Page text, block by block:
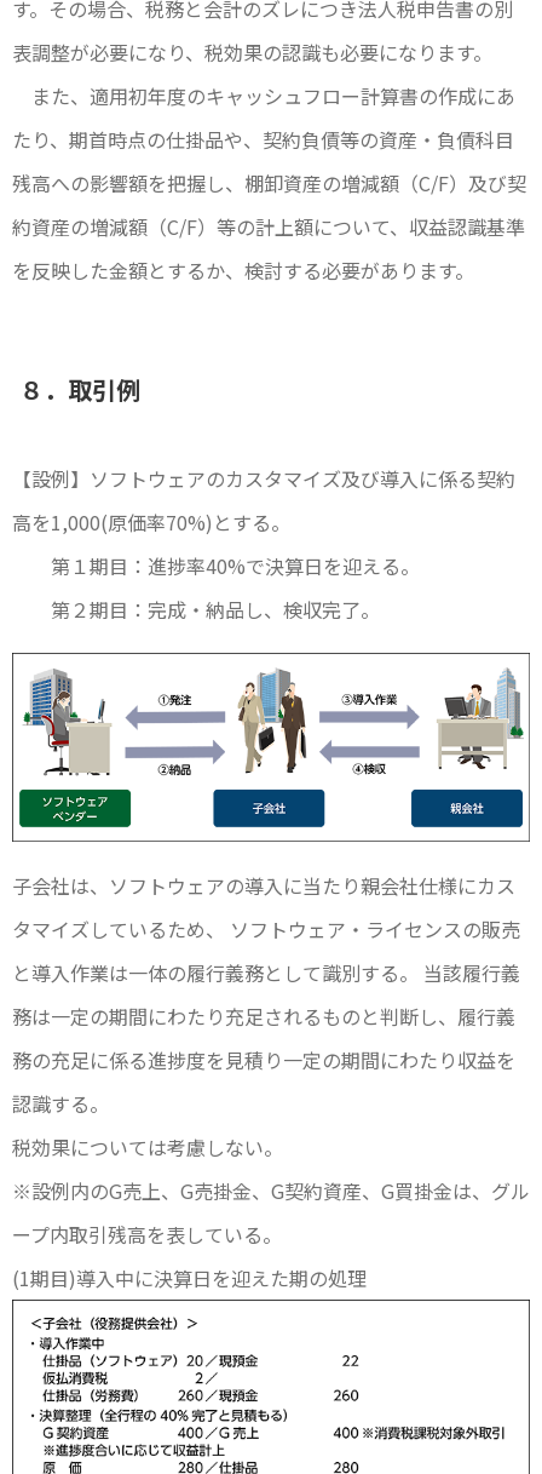
す。その場合、税務と会計のズレにつき法人税申告書の別
表調整が必要になり、税効果の認識も必要になります。
また、適用初年度のキャッシュフロー計算書の作成にあ
たり、期首時点の仕掛品や、契約負債等の資産・負債科目
残高への影響額を把握し、棚卸資産の増減額（C/F）及び契
約資産の増減額（C/F）等の計上額について、収益認識基準
を反映した金額とするか、検討する必要があります。
８．取引例
【設例】ソフトウェアのカスタマイズ及び導入に係る契約
高を1,000(原価率70%)とする。
第１期目：進捗率40%で決算日を迎える。
第２期目：完成・納品し、検収完了。
子会社は、ソフトウェアの導入に当たり親会社仕様にカス
タマイズしているため、 ソフトウェア・ライセンスの販売
と導入作業は一体の履行義務として識別する。 当該履行義
務は一定の期間にわたり充足されるものと判断し、履行義
務の充足に係る進捗度を見積り一定の期間にわたり収益を
認識する。
税効果については考慮しない。
※設例内のG売上、G売掛金、G契約資産、G買掛金は、グル
ープ内取引残高を表している。
(1期目)導入中に決算日を迎えた期の処理